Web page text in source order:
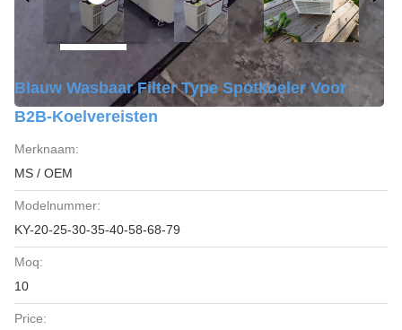
Blauw Wasbaar Filter Type Spotkoeler Voor
B2B-Koelvereisten
Merknaam:
MS / OEM
Modelnummer:
KY-20-25-30-35-40-58-68-79
Moq:
10
Price: